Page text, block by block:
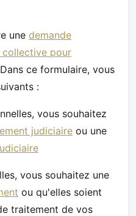
une demande
pour
ce formulaire, vous
:
vous souhaitez
judiciaire ou une
vous souhaitez une
ou qu'elles soient
traitement de vos